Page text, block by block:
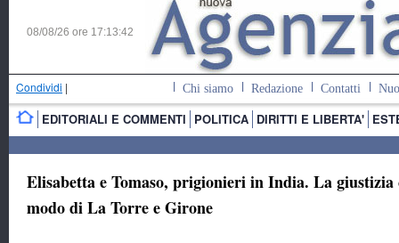
08/08/26 ore 17:13:43
Condividi | Chi siamo Redazione Contatti
EDITORIALI E COMMENTI POLITICA DIRITTI E LIBERTA'
Elisabetta e Tomaso, prigionieri in India. La giustizia
modo di La Torre e Girone